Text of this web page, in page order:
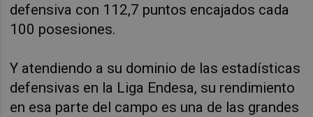
defensiva con 112,7 puntos encajados cada
100 posesiones.
Y atendiendo a su dominio de las estadísticas
defensivas en la Liga Endesa, su rendimiento
en esa parte del campo es una de las grandes